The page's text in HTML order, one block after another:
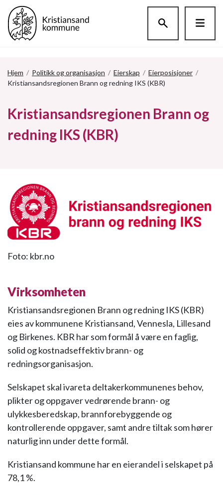
Hjem / Politikk og organisasjon / Eierskap / Eierposisjoner /
Kristiansandsregionen Brann og redning IKS (KBR)
Kristiansandsregionen Brann og
redning IKS (KBR)
Foto: kbr.no
Virksomheten
Kristiansandsregionen Brann og redning IKS (KBR)
eies av kommunene Kristiansand, Vennesla, Lillesand
og Birkenes. KBR har som formål å være en faglig,
solid og kostnadseffektiv brann- og
redningsorganisasjon.
Selskapet skal ivareta deltakerkommunenes behov,
plikter og oppgaver vedrørende brann- og
ulykkesberedskap, brannforebyggende og
kontrollerende oppgaver, samt andre tiltak som hører
naturlig inn under dette formål.
Kristiansand kommune har en eierandel i selskapet på
78,1 %.